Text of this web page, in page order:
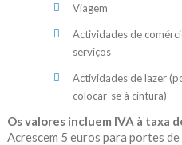
Viagem
Actividades de
serviços
Actividades de lazer
colocar-se à cintura)
Os valores incluem IVA à taxa
Acrescem 5 euros para portes de